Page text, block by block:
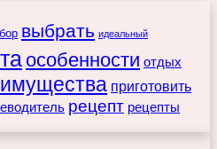
выбрать идеальный
особенности отдых
приготовить
рецепт рецепты